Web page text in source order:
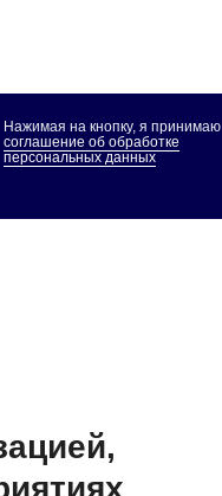
Нажимая на кнопку, я принимаю
соглашение об обработке
персональных данных